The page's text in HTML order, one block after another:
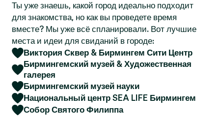
Ты уже знаешь, какой город идеально подходит
для знакомства, но как вы проведете время
вместе? Мы уже всё спланировали. Вот лучшие
места и идеи для свиданий в городе:
Виктория Сквер & Бирмингем Сити Центр
Бирмингемский музей & Художественная
галерея
Бирмингемский музей науки
Национальный центр SEA LIFE Бирмингем
Собор Святого Филиппа